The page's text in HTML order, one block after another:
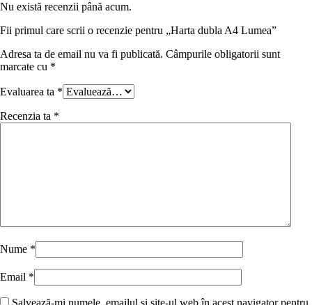
Nu există recenzii până acum.
Fii primul care scrii o recenzie pentru „Harta dubla A4 Lumea”
Adresa ta de email nu va fi publicată. Câmpurile obligatorii sunt
marcate cu *
Evaluarea ta *
Recenzia ta *
Nume *
Email *